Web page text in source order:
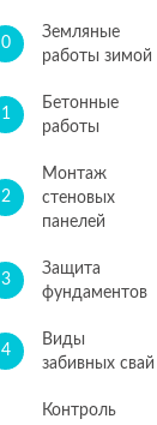
0
Земляные
работы зимой
1
Бетонные
работы
2
Монтаж
стеновых
панелей
3
Защита
фундаментов
4
Виды
забивных свай
Контроль